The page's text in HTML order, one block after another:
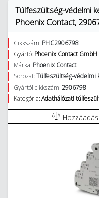
Túlfeszültség-védelmi
Phoenix Contact,
Cikkszám: PHC2906798
Gyártó: Phoenix Contact GmbH
Márka: Phoenix Contact
Sorozat:Túlfeszültség-védelmi
Gyártói cikkszám:2906798
Kategória:Adathálózati